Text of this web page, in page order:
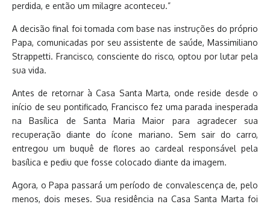
perdida, e então um milagre aconteceu.”
A decisão final foi tomada com base nas instruções do próprio
Papa, comunicadas por seu assistente de saúde, Massimiliano
Strappetti. Francisco, consciente do risco, optou por lutar pela
sua vida.
Antes de retornar à Casa Santa Marta, onde reside desde o
início de seu pontificado, Francisco fez uma parada inesperada
na Basílica de Santa Maria Maior para agradecer sua
recuperação diante do ícone mariano. Sem sair do carro,
entregou um buquê de flores ao cardeal responsável pela
basílica e pediu que fosse colocado diante da imagem.
Agora, o Papa passará um período de convalescença de, pelo
menos, dois meses. Sua residência na Casa Santa Marta foi